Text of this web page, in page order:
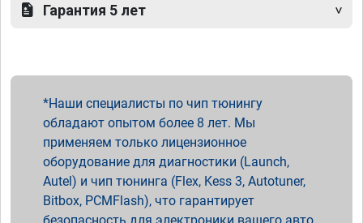
Гарантия 5 лет
Наши специалисты по чип тюнингу
обладают опытом более 8 лет. Мы
применяем только лицензионное
оборудование для диагностики (Launch,
Autel) и чип тюнинга (Flex, Kess 3, Autotuner,
Bitbox, PCMFlash), что гарантирует
безопасность для электроники вашего авто.